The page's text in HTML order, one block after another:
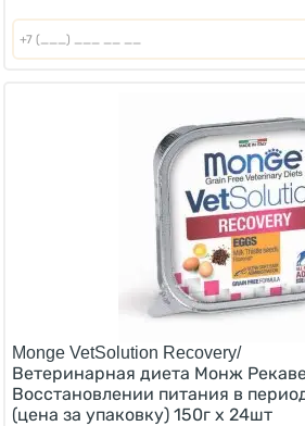
Monge VetSolution Recovery/
Ветеринарная диета Монж
Восстановлении питания в
(цена за упаковку) 150г х 24шт